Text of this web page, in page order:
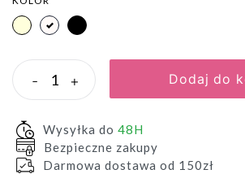
beżowybiałyczarny
- + Dodaj do
Wysyłka do 48H
Bezpieczne zakupy
Darmowa dostawa od 150zł